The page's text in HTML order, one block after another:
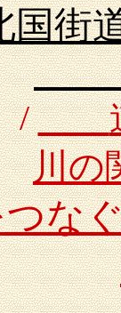
国街
川の
な